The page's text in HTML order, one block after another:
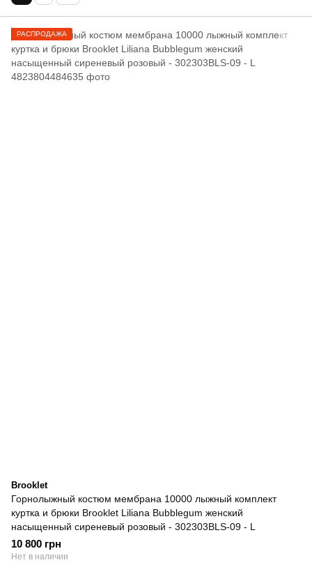
РАСПРОДАЖА
Brooklet
Горнолыжный костюм мембрана 10000 лыжный комплект
куртка и брюки Brooklet Liliana Bubblegum женский
насыщенный сиреневый розовый - 302303BLS-09 - L
10 800 грн
Нет в наличии